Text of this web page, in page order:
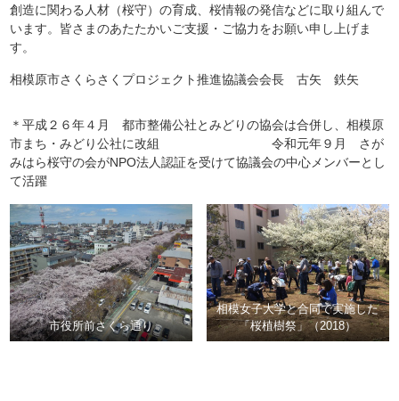
創造に関わる人材（桜守）の育成、桜情報の発信などに取り組んで
います。皆さまのあたたかいご支援・ご協力をお願い申し上げま
す。
相模原市さくらさくプロジェクト推進協議会会長 古矢 鉄矢
＊平成２６年４月 都市整備公社とみどりの協会は合併し、相模原
市まち・みどり公社に改組 令和元年９月 さが
みはら桜守の会がNPO法人認証を受けて協議会の中心メンバーとし
て活躍
市役所前さくら通り
相模女子大学と合同で実施した
「桜植樹祭」（2018）